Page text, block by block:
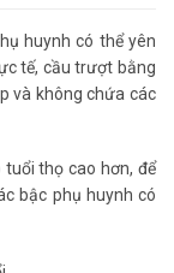
huynh có thể yên
tế, cầu trượt bằng
và không chứa các
tuổi thọ cao hơn, để
bậc phụ huynh có